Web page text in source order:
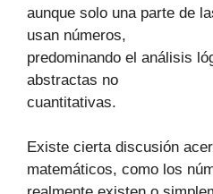
aunque solo una parte de
usan números,
predominando el análisis
abstractas no
cuantitativas.
Existe cierta discusión
matemáticos, como los